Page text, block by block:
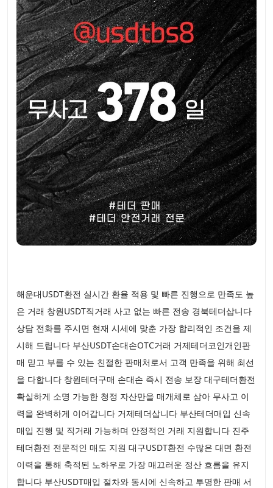
해운대USDT환전 실시간 환율 적용 및 빠른 진행으로 만족도 높
은 거래 창원USDT직거래 사고 없는 빠른 전송 경북테더삽니다
상담 전화를 주시면 현재 시세에 맞춘 가장 합리적인 조건을 제
시해 드립니다 부산USDT손대손OTC거래 거제테더코인개인판
매 믿고 부를 수 있는 친절한 판매처로서 고객 만족을 위해 최선
을 다합니다 창원테더구매 손대손 즉시 전송 보장 대구테더환전
확실하게 소명 가능한 청정 자산만을 매개체로 삼아 무사고 이
력을 완벽하게 이어갑니다 거제테더삽니다 부산테더매입 신속
매입 진행 및 직거래 가능하며 안정적인 거래 지원합니다 진주
테더환전 전문적인 매도 지원 대구USDT환전 수많은 대면 환전
이력을 통해 축적된 노하우로 가장 매끄러운 정산 흐름을 유지
합니다 부산USDT매입 절차와 동시에 신속하고 투명한 판매 서